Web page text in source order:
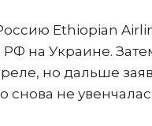
Ethiopian
на Украине.
но дальше
не